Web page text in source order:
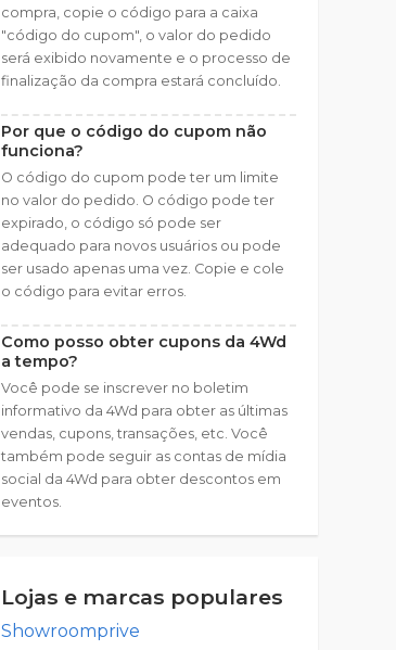
compra, copie o código para a caixa
"código do cupom", o valor do pedido
será exibido novamente e o processo de
finalização da compra estará concluído.
Por que o código do cupom não
funciona?
O código do cupom pode ter um limite
no valor do pedido. O código pode ter
expirado, o código só pode ser
adequado para novos usuários ou pode
ser usado apenas uma vez. Copie e cole
o código para evitar erros.
Como posso obter cupons da 4Wd
a tempo?
Você pode se inscrever no boletim
informativo da 4Wd para obter as últimas
vendas, cupons, transações, etc. Você
também pode seguir as contas de mídia
social da 4Wd para obter descontos em
eventos.
Lojas e marcas populares
Showroomprive